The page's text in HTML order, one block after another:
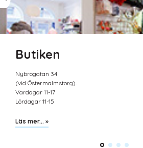
Butiken
Nybrogatan 34
(vid Östermalmstorg).
Vardagar 11-17
Lördagar 11-15
Läs mer... »